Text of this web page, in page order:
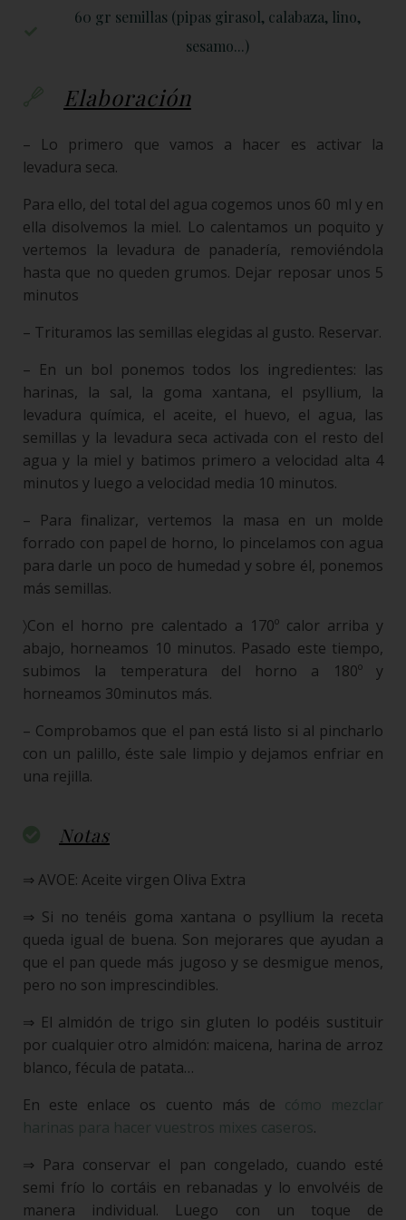
60 gr semillas (pipas girasol, calabaza, lino,
sesamo...)
Elaboración
– Lo primero que vamos a hacer es activar la
levadura seca.
Para ello, del total del agua cogemos unos 60 ml y en
ella disolvemos la miel. Lo calentamos un poquito y
vertemos la levadura de panadería, removiéndola
hasta que no queden grumos. Dejar reposar unos 5
minutos
– Trituramos las semillas elegidas al gusto. Reservar.
– En un bol ponemos todos los ingredientes: las
harinas, la sal, la goma xantana, el psyllium, la
levadura química, el aceite, el huevo, el agua, las
semillas y la levadura seca activada con el resto del
agua y la miel y batimos primero a velocidad alta 4
minutos y luego a velocidad media 10 minutos.
– Para finalizar, vertemos la masa en un molde
forrado con papel de horno, lo pincelamos con agua
para darle un poco de humedad y sobre él, ponemos
más semillas.
〉Con el horno pre calentado a 170º calor arriba y
abajo, horneamos 10 minutos. Pasado este tiempo,
subimos la temperatura del horno a 180º y
horneamos 30minutos más.
– Comprobamos que el pan está listo si al pincharlo
con un palillo, éste sale limpio y dejamos enfriar en
una rejilla.
Notas
⇒ AVOE: Aceite virgen Oliva Extra
⇒ Si no tenéis goma xantana o psyllium la receta
queda igual de buena. Son mejorares que ayudan a
que el pan quede más jugoso y se desmigue menos,
pero no son imprescindibles.
⇒ El almidón de trigo sin gluten lo podéis sustituir
por cualquier otro almidón: maicena, harina de arroz
blanco, fécula de patata…
En este enlace os cuento más de cómo mezclar
harinas para hacer vuestros mixes caseros.
⇒ Para conservar el pan congelado, cuando esté
semi frío lo cortáis en rebanadas y lo envolvéis de
manera individual. Luego con un toque de